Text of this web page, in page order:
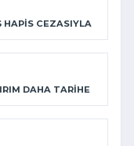
HAPİS CEZASIYLA
DAHA TARİHE